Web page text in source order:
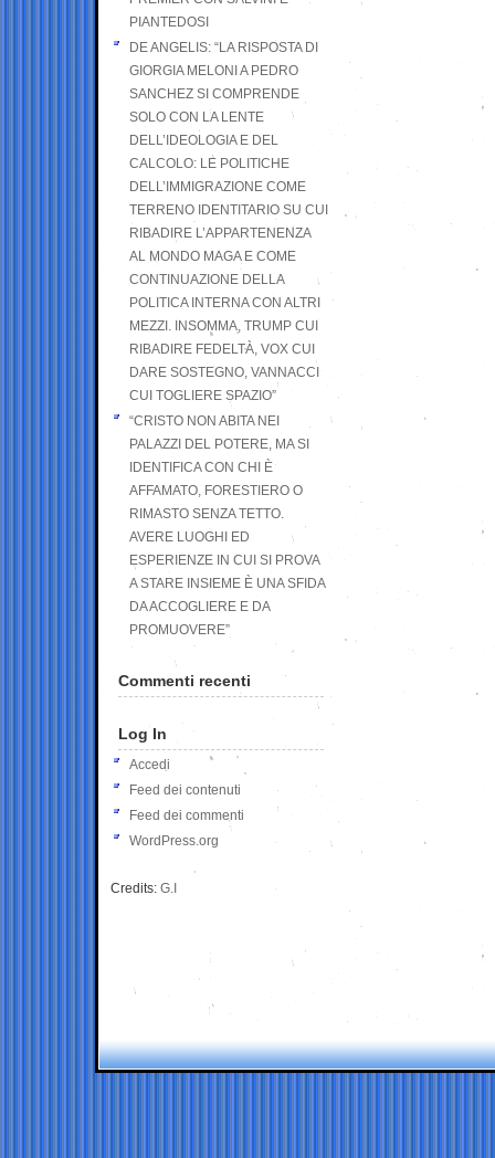
PIANTEDOSI
DE ANGELIS: “LA RISPOSTA DI
GIORGIA MELONI A PEDRO
SANCHEZ SI COMPRENDE
SOLO CON LA LENTE
DELL’IDEOLOGIA E DEL
CALCOLO: LE POLITICHE
DELL’IMMIGRAZIONE COME
TERRENO IDENTITARIO SU CUI
RIBADIRE L’APPARTENENZA
AL MONDO MAGA E COME
CONTINUAZIONE DELLA
POLITICA INTERNA CON ALTRI
MEZZI. INSOMMA, TRUMP CUI
RIBADIRE FEDELTÀ, VOX CUI
DARE SOSTEGNO, VANNACCI
CUI TOGLIERE SPAZIO”
“CRISTO NON ABITA NEI
PALAZZI DEL POTERE, MA SI
IDENTIFICA CON CHI È
AFFAMATO, FORESTIERO O
RIMASTO SENZA TETTO.
AVERE LUOGHI ED
ESPERIENZE IN CUI SI PROVA
A STARE INSIEME È UNA SFIDA
DA ACCOGLIERE E DA
PROMUOVERE”
Commenti recenti
Log In
Accedi
Feed dei contenuti
Feed dei commenti
WordPress.org
Credits: G.I